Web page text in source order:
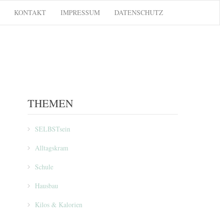
KONTAKT IMPRESSUM DATENSCHUTZ
THEMEN
SELBSTsein
Alltagskram
Schule
Hausbau
Kilos & Kalorien